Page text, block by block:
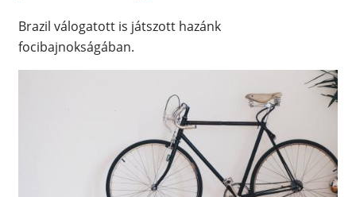
Brazil válogatott is játszott hazánk
focibajnokságában.